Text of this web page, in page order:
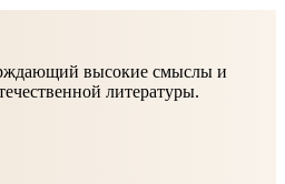
высокие смыслы и
литературы.